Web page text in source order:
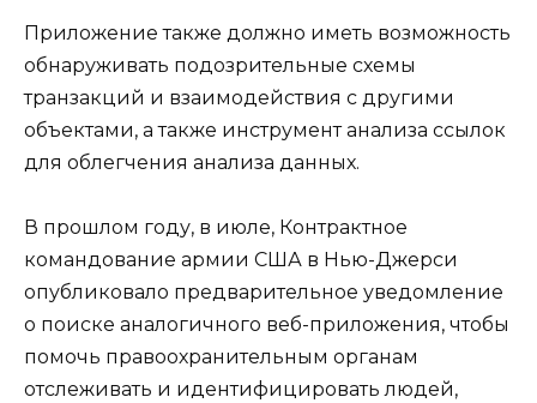
Приложение также должно иметь возможность
обнаруживать подозрительные схемы
транзакций и взаимодействия с другими
объектами, а также инструмент анализа ссылок
для облегчения анализа данных.
В прошлом году, в июле, Контрактное
командование армии США в Нью-Джерси
опубликовало предварительное уведомление
о поиске аналогичного веб-приложения, чтобы
помочь правоохранительным органам
отслеживать и идентифицировать людей,